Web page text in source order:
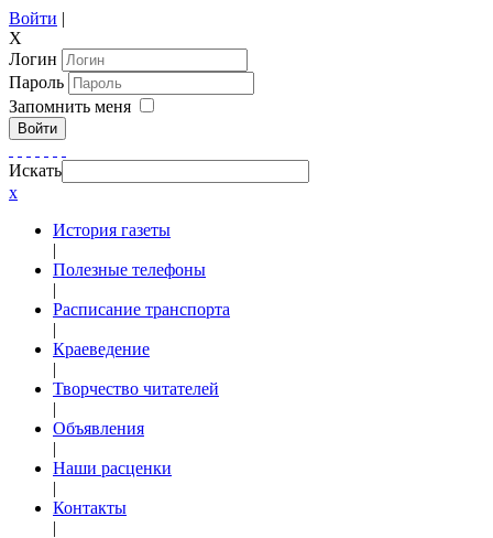
Войти |
X
Логин
Пароль
Запомнить меня
Войти
Искать
x
История газеты
|
Полезные телефоны
|
Расписание транспорта
|
Краеведение
|
Творчество читателей
|
Объявления
|
Наши расценки
|
Контакты
|